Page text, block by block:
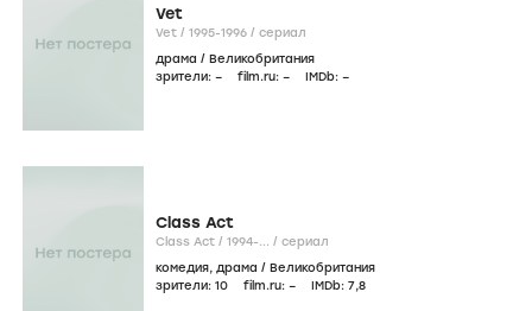
Vet
Vet / 1995-1996 / сериал
драма / Великобритания
зрители: – film.ru: – IMDb: –
Class Act
Class Act / 1994-... / сериал
комедия, драма / Великобритания
зрители: 10 film.ru: – IMDb: 7,8